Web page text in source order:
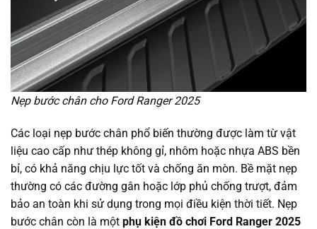
Nẹp bước chân cho Ford Ranger 2025
Các loại nẹp bước chân phổ biến thường được làm từ vật
liệu cao cấp như thép không gỉ, nhôm hoặc nhựa ABS bền
bỉ, có khả năng chịu lực tốt và chống ăn mòn. Bề mặt nẹp
thường có các đường gân hoặc lớp phủ chống trượt, đảm
bảo an toàn khi sử dụng trong mọi điều kiện thời tiết. Nẹp
bước chân còn là một phụ kiện đồ chơi Ford Ranger 2025